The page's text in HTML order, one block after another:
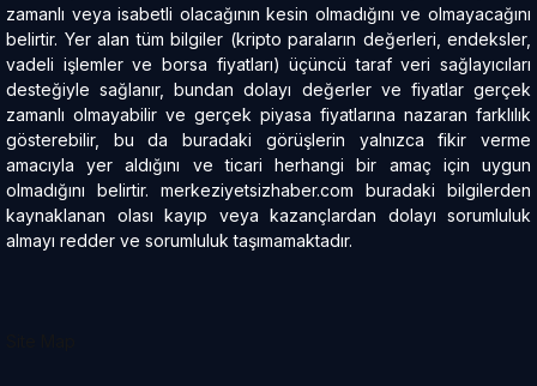
zamanlı veya isabetli olacağının kesin olmadığını ve olmayacağını
belirtir. Yer alan tüm bilgiler (kripto paraların değerleri, endeksler,
vadeli işlemler ve borsa fiyatları) üçüncü taraf veri sağlayıcıları
desteğiyle sağlanır, bundan dolayı değerler ve fiyatlar gerçek
zamanlı olmayabilir ve gerçek piyasa fiyatlarına nazaran farklılık
gösterebilir, bu da buradaki görüşlerin yalnızca fikir verme
amacıyla yer aldığını ve ticari herhangi bir amaç için uygun
olmadığını belirtir. merkeziyetsizhaber.com buradaki bilgilerden
kaynaklanan olası kayıp veya kazançlardan dolayı sorumluluk
almayı redder ve sorumluluk taşımamaktadır.